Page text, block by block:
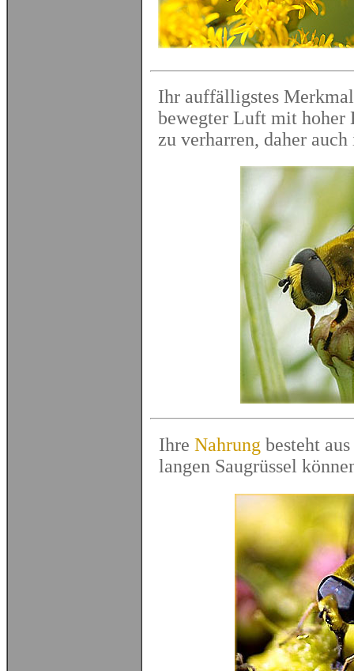
Ihr auffälligstes
bewegter Luft mit hoher
zu verharren, daher
Ihre Nahrung besteht
langen Saugrüssel